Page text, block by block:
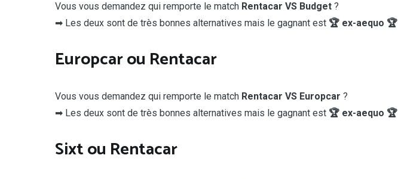
Vous vous demandez qui remporte le match Rentacar VS Budget ?
➡ Les deux sont de très bonnes alternatives mais le gagnant est 🏆 ex-aequo 🏆
Europcar ou Rentacar
Vous vous demandez qui remporte le match Rentacar VS Europcar ?
➡ Les deux sont de très bonnes alternatives mais le gagnant est 🏆 ex-aequo 🏆
Sixt ou Rentacar